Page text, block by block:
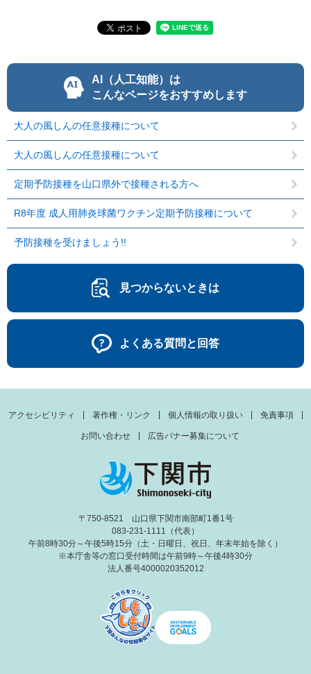
AI（人工知能）は
こんなページをおすすめします
大人の風しんの任意接種について
大人の風しんの任意接種について
定期予防接種を山口県外で接種される方へ
R8年度 成人用肺炎球菌ワクチン定期予防接種について
予防接種を受けましょう!!
見つからないときは
よくある質問と回答
アクセシビリティ 著作権・リンク 個人情報の取り扱い 免責事項
お問い合わせ 広告バナー募集について
〒750-8521 山口県下関市南部町1番1号
083-231-1111（代表）
午前8時30分～午後5時15分（土・日曜日、祝日、年末年始を除く）
※本庁舎等の窓口受付時間は午前9時～午後4時30分
法人番号4000020352012